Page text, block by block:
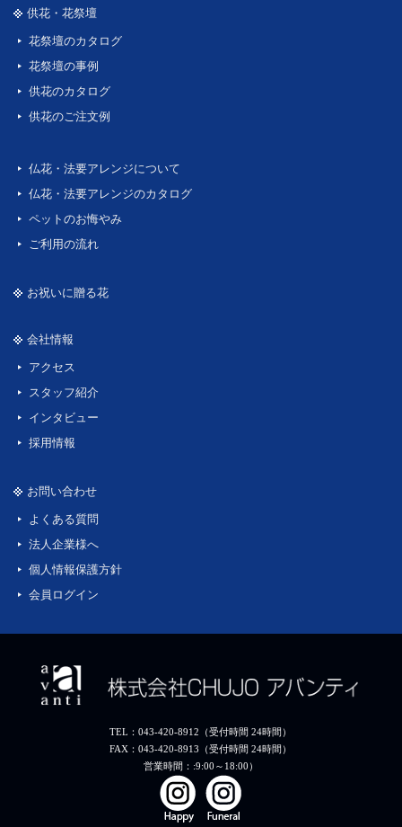
供花・花祭壇
花祭壇のカタログ
花祭壇の事例
供花のカタログ
供花のご注文例
仏花・法要アレンジについて
仏花・法要アレンジのカタログ
ペットのお悔やみ
ご利用の流れ
お祝いに贈る花
会社情報
アクセス
スタッフ紹介
インタビュー
採用情報
お問い合わせ
よくある質問
法人企業様へ
個人情報保護方針
会員ログイン
TEL：043-420-8912（受付時間 24時間）
FAX：043-420-8913（受付時間 24時間）
営業時間：:9:00～18:00）